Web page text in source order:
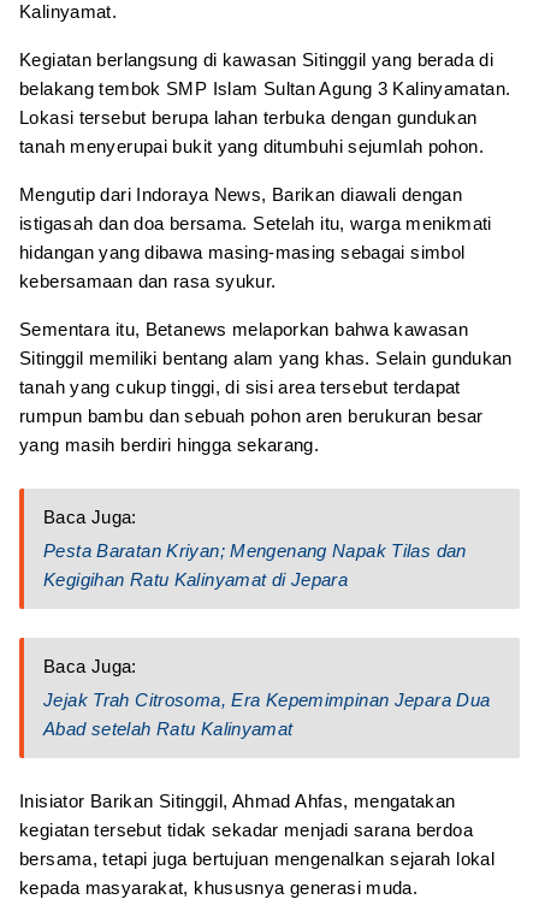
Kalinyamat.
Kegiatan berlangsung di kawasan Sitinggil yang berada di
belakang tembok SMP Islam Sultan Agung 3 Kalinyamatan.
Lokasi tersebut berupa lahan terbuka dengan gundukan
tanah menyerupai bukit yang ditumbuhi sejumlah pohon.
Mengutip dari Indoraya News, Barikan diawali dengan
istigasah dan doa bersama. Setelah itu, warga menikmati
hidangan yang dibawa masing-masing sebagai simbol
kebersamaan dan rasa syukur.
Sementara itu, Betanews melaporkan bahwa kawasan
Sitinggil memiliki bentang alam yang khas. Selain gundukan
tanah yang cukup tinggi, di sisi area tersebut terdapat
rumpun bambu dan sebuah pohon aren berukuran besar
yang masih berdiri hingga sekarang.
Baca Juga:
Pesta Baratan Kriyan; Mengenang Napak Tilas dan
Kegigihan Ratu Kalinyamat di Jepara
Baca Juga:
Jejak Trah Citrosoma, Era Kepemimpinan Jepara Dua
Abad setelah Ratu Kalinyamat
Inisiator Barikan Sitinggil, Ahmad Ahfas, mengatakan
kegiatan tersebut tidak sekadar menjadi sarana berdoa
bersama, tetapi juga bertujuan mengenalkan sejarah lokal
kepada masyarakat, khususnya generasi muda.